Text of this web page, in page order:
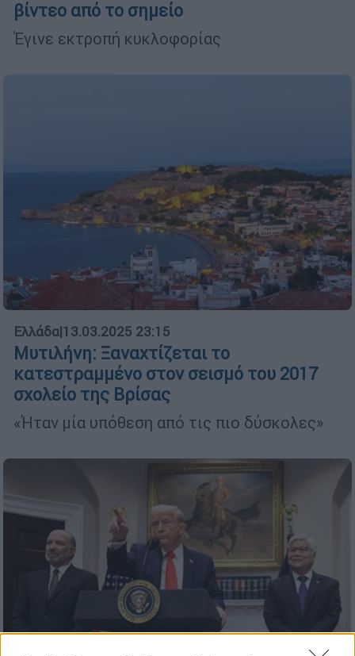
βίντεο από το σημείο
Έγινε εκτροπή κυκλοφορίας
Ελλάδα|13.03.2025 23:15
Μυτιλήνη: Ξαναχτίζεται το
κατεστραμμένο στον σεισμό του 2017
σχολείο της Βρίσας
«Ήταν μία υπόθεση από τις πιο δύσκολες»